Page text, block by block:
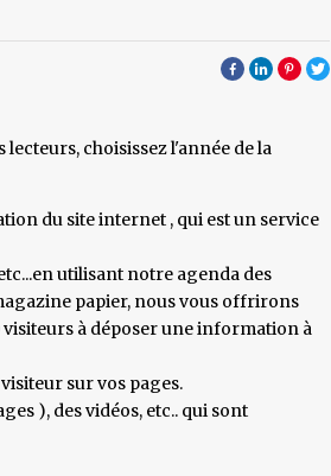
choisissez l'année de la
du site internet , qui est un service
utilisant notre agenda des
papier, nous vous offrirons
visiteurs à déposer une information à
sur vos pages.
), des vidéos, etc.. qui sont